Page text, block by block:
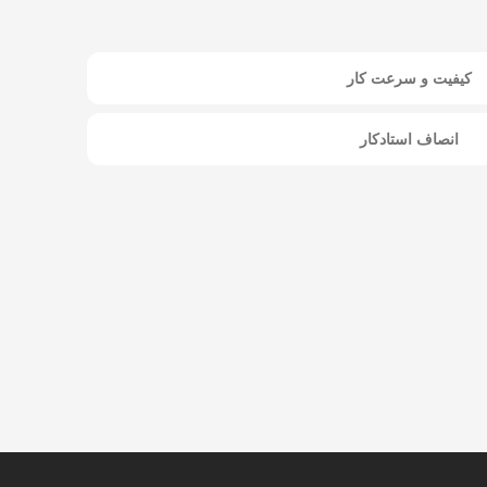
کیفیت و سرعت کار
انصاف استادکار